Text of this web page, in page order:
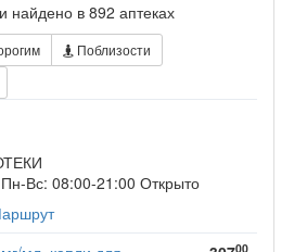
найдено в 892 аптеках
Поблизости
Пн-Вс: 08:00-21:00 Открыто
00